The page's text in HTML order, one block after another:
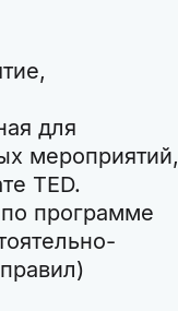
для
мероприятий,
TED.
программе